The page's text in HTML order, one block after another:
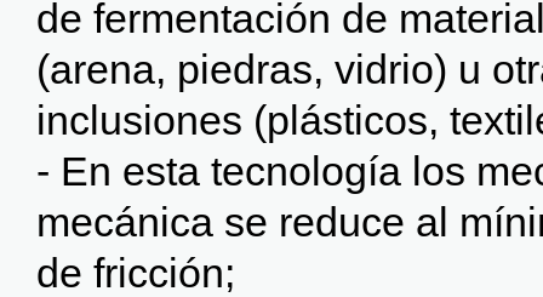
de fermentación de
(arena, piedras, vidrio) u
inclusiones (plásticos,
- En esta tecnología los
mecánica se reduce al
de fricción;